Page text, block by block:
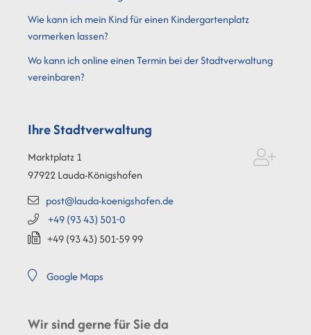
Wie kann ich mein Kind für einen Kindergartenplatz
vormerken lassen?
Wo kann ich online einen Termin bei der Stadtverwaltung
vereinbaren?
Ihre Stadtverwaltung
Marktplatz 1
97922Lauda-Königshofen
post@lauda-koenigshofen.de
+49 (9343) 501-0
+49 (9343) 501-5999
Google Maps
Wir sind gerne für Sie da